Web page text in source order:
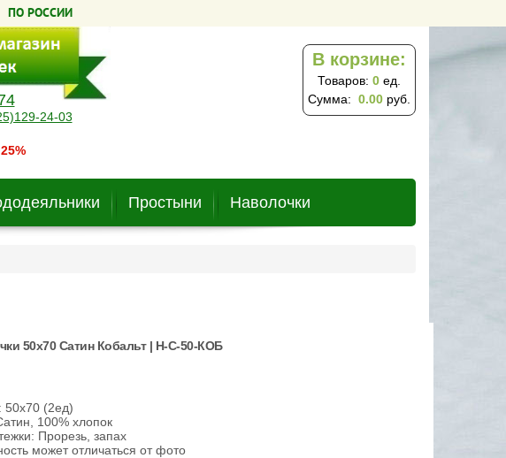
ПО РОССИИ
24-03
В корзине:
Товаров: 0 ед.
Сумма: 0.00 руб.
Простыни Наволочки
50х70 Сатин Кобальт | Н-С-50-КОБ
50х70 (2ед)
100% хлопок
Прорезь, запах
может отличаться от фото